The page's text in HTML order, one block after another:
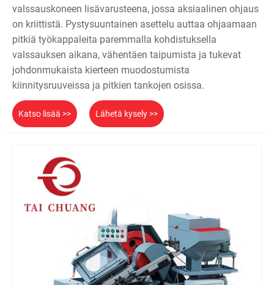
valssauskoneen lisävarusteena, jossa aksiaalinen ohjaus
on kriittistä. Pystysuuntainen asettelu auttaa ohjaamaan
pitkiä työkappaleita paremmalla kohdistuksella
valssauksen aikana, vähentäen taipumista ja tukevat
johdonmukaista kierteen muodostumista
kiinnitysruuveissa ja pitkien tankojen osissa.
Katso lisää >> Lähetä kysely >>